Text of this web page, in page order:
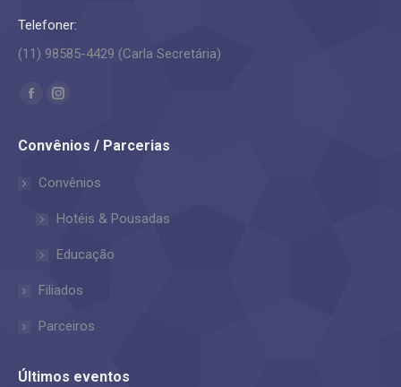
Telefoner:
(11) 98585-4429 (Carla Secretária)
Encontre-nos em:
Facebook
opens
window
Instagram
opens
window
Convênios / Parcerias
Convênios
Hotéis & Pousadas
Educação
Filiados
Parceiros
Últimos eventos